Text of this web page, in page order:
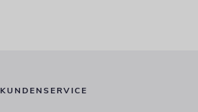
KUNDENSERVICE